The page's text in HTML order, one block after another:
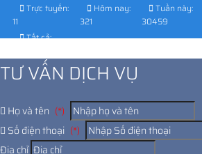
Trực tuyến:
11
Hôm nay:
321
Tuần này:
30459
Tất cả:
TƯ VẤN DỊCH VỤ
Họ và tên (*)
Số điện thoại (*)
Địa chỉ